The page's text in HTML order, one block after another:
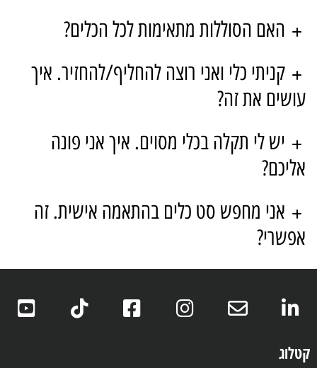
האם הסוללות מתאימות לכל הכלים?
קניתי כלי ואני רוצה להחליף/להחזיר. איך
עושים את זה?
יש לי תקלה בכלי מסוים. איך אני פונה
אליכם?
אני מחפש סט כלים בהתאמה אישית. זה
אפשרי?
קטלוג